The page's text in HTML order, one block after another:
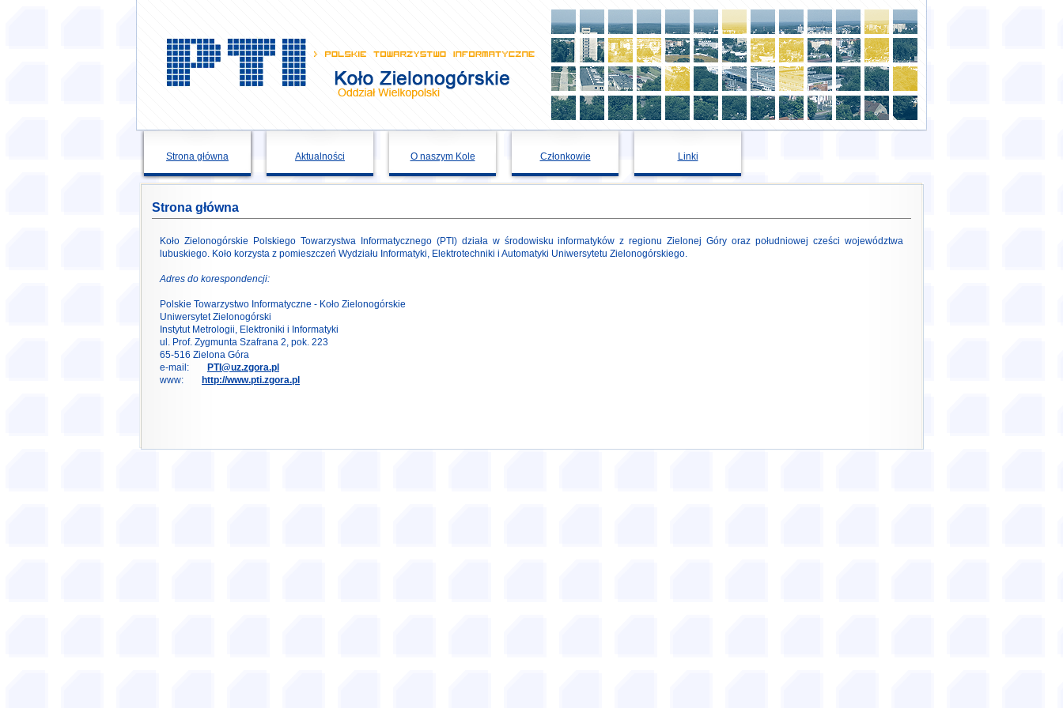
Strona główna Aktualności O naszym Kole Członkowie Linki
Strona główna
Koło Zielonogórskie Polskiego Towarzystwa Informatycznego (PTI) działa w środowisku informatyków z regionu Zielonej Góry oraz południowej cześci województwa
lubuskiego. Koło korzysta z pomieszczeń Wydziału Informatyki, Elektrotechniki i Automatyki Uniwersytetu Zielonogórskiego.
Adres do korespondencji:
Polskie Towarzystwo Informatyczne - Koło Zielonogórskie
Uniwersytet Zielonogórski
Instytut Metrologii, Elektroniki i Informatyki
ul. Prof. Zygmunta Szafrana 2, pok. 223
65-516 Zielona Góra
e-mail:
PTI@uz.zgora.pl
www:
http://www.pti.zgora.pl